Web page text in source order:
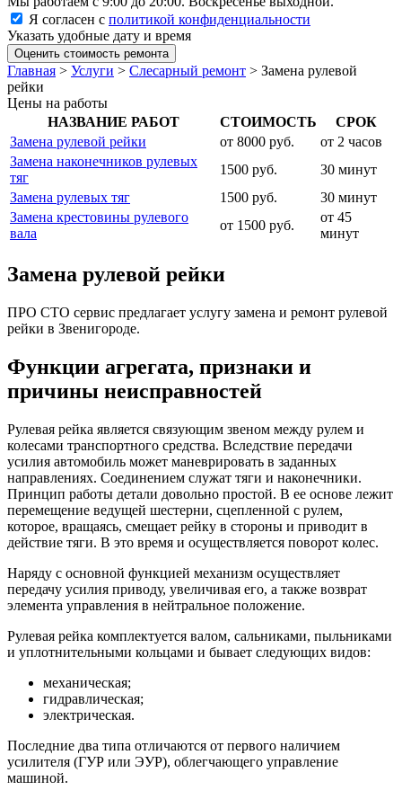
Я согласен с политикой конфиденциальности
Указать удобные дату и время
Оценить стоимость ремонта
Главная > Услуги > Слесарный ремонт > Замена рулевой
рейки
Цены на работы
НАЗВАНИЕ РАБОТ
СТОИМОСТЬ
СРОК
Замена рулевой рейки
от 8000 руб.
от 2 часов
Замена наконечников рулевых
тяг
1500 руб.
30 минут
Замена рулевых тяг
1500 руб.
30 минут
Замена крестовины рулевого
вала
от 1500 руб.
от 45
минут
Замена рулевой рейки
ПРО СТО сервис предлагает услугу замена и ремонт рулевой
рейки в Звенигороде.
Функции агрегата, признаки и
причины неисправностей
Рулевая рейка является связующим звеном между рулем и
колесами транспортного средства. Вследствие передачи
усилия автомобиль может маневрировать в заданных
направлениях. Соединением служат тяги и наконечники.
Принцип работы детали довольно простой. В ее основе лежит
перемещение ведущей шестерни, сцепленной с рулем,
которое, вращаясь, смещает рейку в стороны и приводит в
действие тяги. В это время и осуществляется поворот колес.
Наряду с основной функцией механизм осуществляет
передачу усилия приводу, увеличивая его, а также возврат
элемента управления в нейтральное положение.
Рулевая рейка комплектуется валом, сальниками, пыльниками
и уплотнительными кольцами и бывает следующих видов:
механическая;
гидравлическая;
электрическая.
Последние два типа отличаются от первого наличием
усилителя (ГУР или ЭУР), облегчающего управление
машиной.